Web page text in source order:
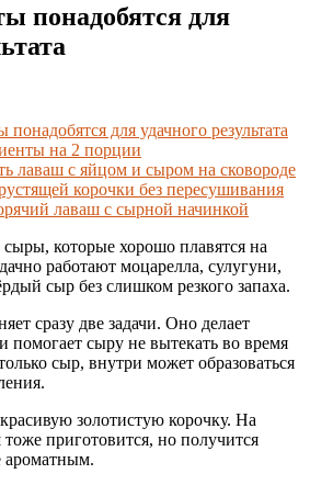
понадобятся для
для удачного результата
на 2 порции
лаваш с яйцом и сыром на сковороде
корочки без пересушивания
лаваш с сырной начинкой
которые хорошо плавятся на
работают моцарелла, сулугуни,
сыр без слишком резкого запаха.
сразу две задачи. Оно делает
помогает сыру не вытекать во время
сыр, внутри может образоваться
золотистую корочку. На
приготовится, но получится
ароматным.